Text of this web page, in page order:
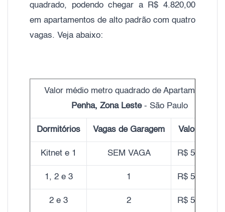
quadrado, podendo chegar a R$ 4.820,00
em apartamentos de alto padrão com quatro
vagas. Veja abaixo:
Valor médio metro quadrado de Apartamentos
Penha, Zona Leste- São Paulo
Dormitórios Vagas de Garagem Valor do m²
Kitnet e 1 SEM VAGA R$ 5.260,00
1, 2 e 3 1 R$ 5.420,00
2 e 3 2 R$ 5.850,00